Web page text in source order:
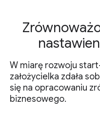
W miarę rozwoju
założycielka zdała
się na opracowaniu
biznesowego.